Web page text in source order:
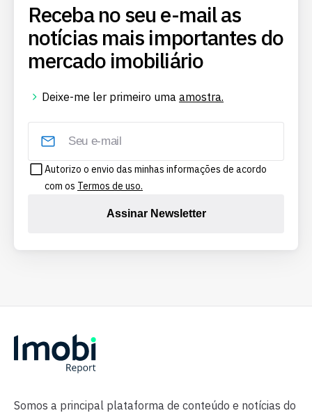
Receba no seu e-mail as
notícias mais importantes do
mercado imobiliário
Deixe-me ler primeiro uma amostra.
Autorizo o envio das minhas informações de acordo
com os Termos de uso.
Assinar Newsletter
Somos a principal plataforma de conteúdo e notícias do